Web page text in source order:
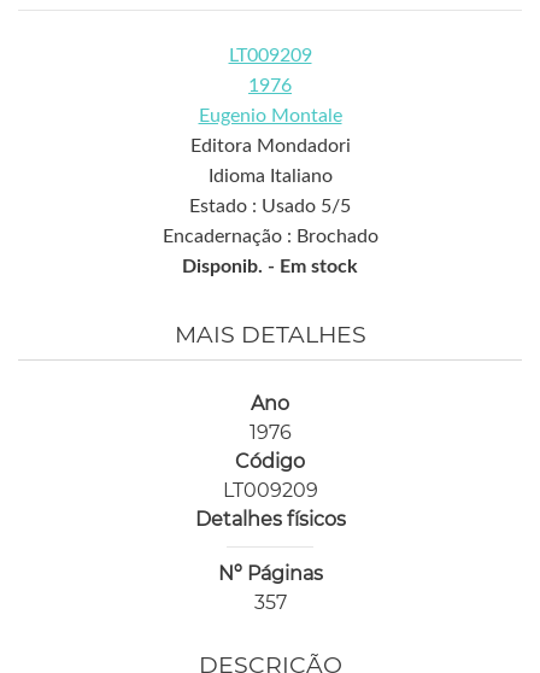
LT009209
1976
Eugenio Montale
Editora Mondadori
Idioma Italiano
Estado : Usado 5/5
Encadernação : Brochado
Disponib. - Em stock
MAIS DETALHES
Ano
1976
Código
LT009209
Detalhes físicos
Nº Páginas
357
DESCRIÇÃO